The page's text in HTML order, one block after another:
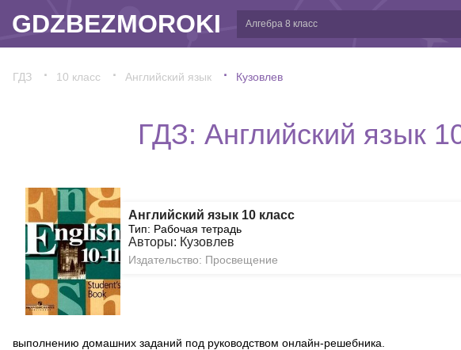
GDZBEZMOROKI
ГДЗ 10 класс Английский язык Кузовлев
ГДЗ: Английский язык
Английский язык 10 класс
Тип: Рабочая тетрадь
Авторы: Кузовлев
Издательство: Просвещение
выполнению домашних заданий под руководством онлайн-решебника.